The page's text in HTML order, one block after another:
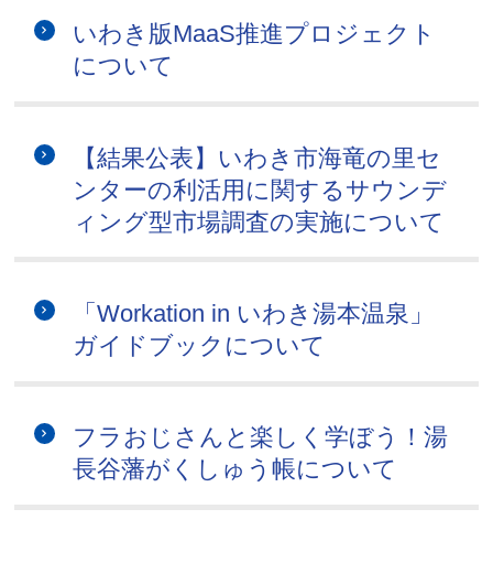
いわき版MaaS推進プロジェクト
について
【結果公表】いわき市海竜の里セ
ンターの利活用に関するサウンデ
ィング型市場調査の実施について
「Workation in いわき湯本温泉」
ガイドブックについて
フラおじさんと楽しく学ぼう！湯
長谷藩がくしゅう帳について